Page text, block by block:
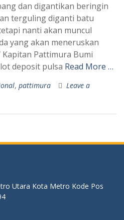
dan digantikan beringin
terguling diganti batu
nanti akan muncul
yang akan meneruskan
Pattimura Bumi
deposit pulsa Read More …
, pattimura
Leave a
Utara Kota Metro Kode Pos